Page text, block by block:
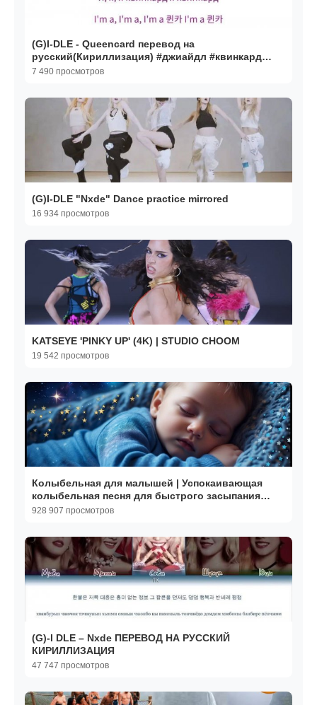
(G)I-DLE - Queencard перевод на
русский(Кириллизация) #джиайдл #квинкард
#gidle #queencard #квинка
7 490 просмотров
(G)I-DLE "Nxde" Dance practice mirrored
16 934 просмотров
KATSEYE 'PINKY UP' (4K) | STUDIO CHOOM
19 542 просмотров
Колыбельная для малышей | Успокаивающая
колыбельная песня для быстрого засыпания
малыша
928 907 просмотров
(G)-I DLE – Nxde ПЕРЕВОД НА РУССКИЙ
КИРИЛЛИЗАЦИЯ
47 747 просмотров